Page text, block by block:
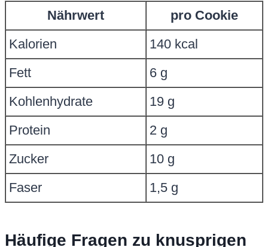
Nährwert
pro Cookie
Kalorien
140 kcal
Fett
6 g
Kohlenhydrate
19 g
Protein
2 g
Zucker
10 g
Faser
1,5 g
Häufige Fragen zu knusprigen